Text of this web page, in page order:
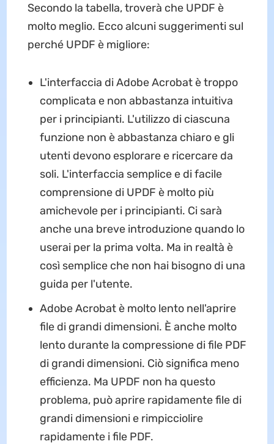
Secondo la tabella, troverà che UPDF è
molto meglio. Ecco alcuni suggerimenti sul
perché UPDF è migliore:
L'interfaccia di Adobe Acrobat è troppo
complicata e non abbastanza intuitiva
per i principianti. L'utilizzo di ciascuna
funzione non è abbastanza chiaro e gli
utenti devono esplorare e ricercare da
soli. L'interfaccia semplice e di facile
comprensione di UPDF è molto più
amichevole per i principianti. Ci sarà
anche una breve introduzione quando lo
userai per la prima volta. Ma in realtà è
così semplice che non hai bisogno di una
guida per l'utente.
Adobe Acrobat è molto lento nell'aprire
file di grandi dimensioni. È anche molto
lento durante la compressione di file PDF
di grandi dimensioni. Ciò significa meno
efficienza. Ma UPDF non ha questo
problema, può aprire rapidamente file di
grandi dimensioni e rimpicciolire
rapidamente i file PDF.